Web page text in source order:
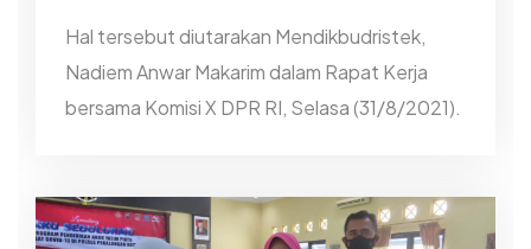
Hal tersebut diutarakan Mendikbudristek,
Nadiem Anwar Makarim dalam Rapat Kerja
bersama Komisi X DPR RI, Selasa (31/8/2021).